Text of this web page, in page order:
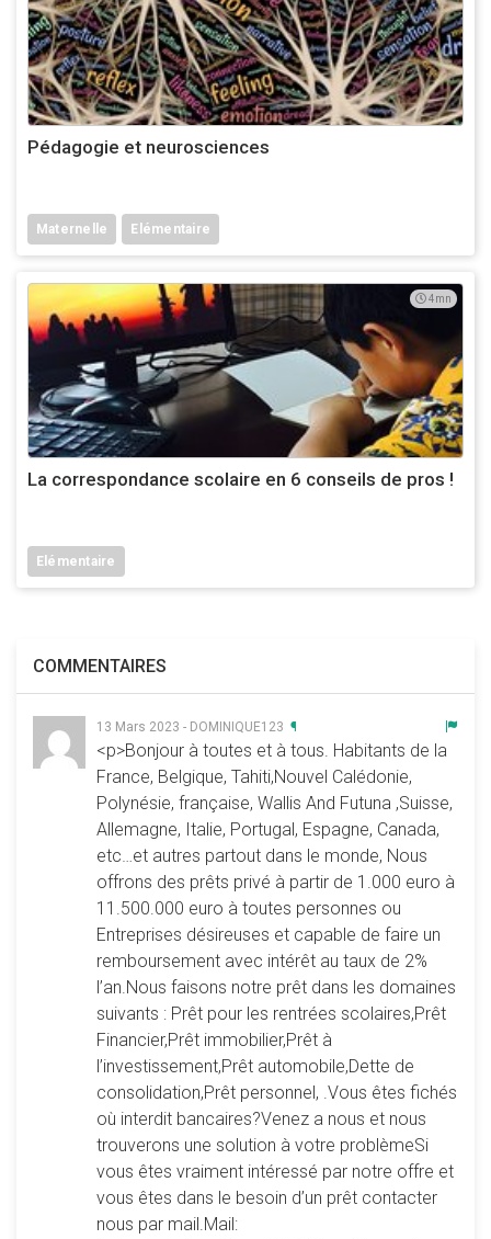
Pédagogie et neurosciences
Maternelle Elémentaire
4mn
La correspondance scolaire en 6 conseils de pros !
Elémentaire
COMMENTAIRES
13 Mars 2023 - DOMINIQUE123 ¶
<p>Bonjour à toutes et à tous. Habitants de la
France, Belgique, Tahiti,Nouvel Calédonie,
Polynésie, française, Wallis And Futuna ,Suisse,
Allemagne, Italie, Portugal, Espagne, Canada,
etc…et autres partout dans le monde, Nous
offrons des prêts privé à partir de 1.000 euro à
11.500.000 euro à toutes personnes ou
Entreprises désireuses et capable de faire un
remboursement avec intérêt au taux de 2%
l’an.Nous faisons notre prêt dans les domaines
suivants : Prêt pour les rentrées scolaires,Prêt
Financier,Prêt immobilier,Prêt à
l’investissement,Prêt automobile,Dette de
consolidation,Prêt personnel, .Vous êtes fichés
où interdit bancaires?Venez a nous et nous
trouverons une solution à votre problèmeSi
vous êtes vraiment intéressé par notre offre et
vous êtes dans le besoin d’un prêt contacter
nous par mail.Mail: